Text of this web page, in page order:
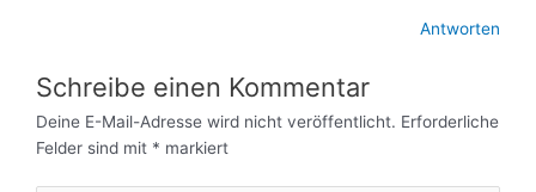
Antworten
Schreibe einen Kommentar
Deine E-Mail-Adresse wird nicht veröffentlicht. Erforderliche
Felder sind mit * markiert